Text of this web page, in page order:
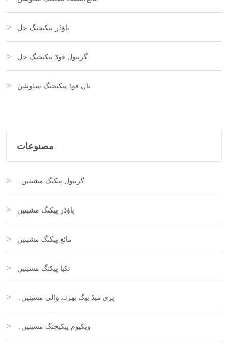
پاؤڈر پیکیجنگ حل
گرینول فوڈ پیکیجنگ حل
نان فوڈ پیکیجنگ سلوشن
مصنوعات
گرینول پیکنگ مشینیں۔
پاؤڈر پیکنگ مشینیں
مائع پیکنگ مشینیں
تکیا پیکنگ مشینیں
پری میڈ بیگ بھرنے والی مشینیں۔
ویکیوم پیکیجنگ مشینیں۔